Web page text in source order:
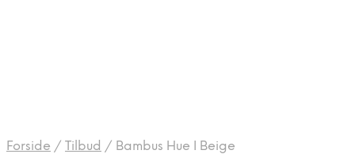
Forside / Tilbud / Bambus Hue I Beige